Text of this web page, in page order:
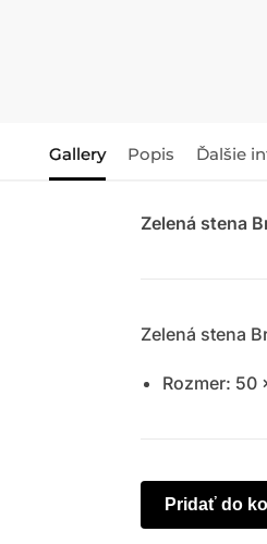
Gallery Popis Ďalšie
Zelená stena
Zelená stena
Rozmer: 50
Pridať do